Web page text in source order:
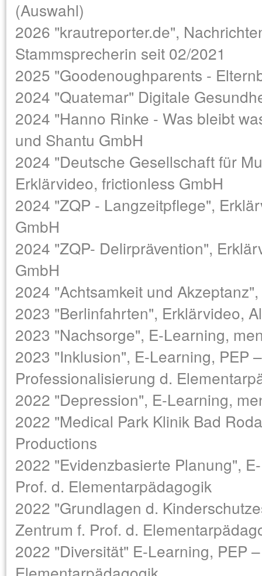
(Auswahl)
2026 "krautreporter.de",
Stammsprecherin seit 02/2021
2025 "Goodenoughparents -
2024 "Quatemar" Digitale
2024 "Hanno Rinke - Was bleibt
und Shantu GmbH
2024 "Deutsche Gesellschaft für
Erklärvideo, frictionless GmbH
2024 "ZQP - Langzeitpflege",
GmbH
2024 "ZQP- Delirprävention",
GmbH
2024 "Achtsamkeit und
2023 "Berlinfahrten", Erklärvideo,
2023 "Nachsorge", E-Learning,
2023 "Inklusion", E-Learning, PEP
Professionalisierung d.
2022 "Depression", E-Learning,
2022 "Medical Park Klinik Bad
Productions
2022 "Evidenzbasierte Planung",
Prof. d. Elementarpädagogik
2022 "Grundlagen d.
Zentrum f. Prof. d.
2022 "Diversität" E-Learning, PEP